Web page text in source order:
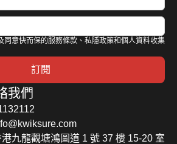
同意快而保的服務條款、私隱政策和個人資料收集
訂閱
我們
港九龍觀塘鴻圖道 1 號 37 樓 15-20 室